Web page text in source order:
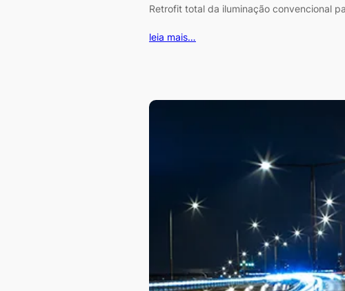
Retrofit total da iluminação convencional
leia mais…